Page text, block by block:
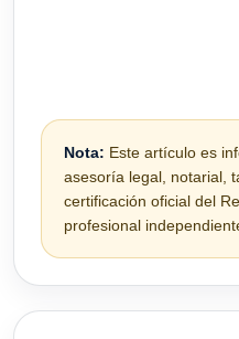
Nota: Este artículo es
asesoría legal, notarial,
certificación oficial del
profesional